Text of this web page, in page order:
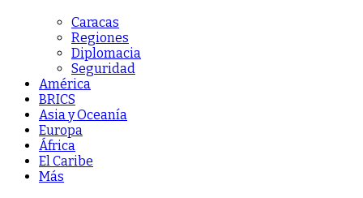
Caracas
Regiones
Diplomacia
Seguridad
América
BRICS
Asia y Oceanía
Europa
África
El Caribe
Más